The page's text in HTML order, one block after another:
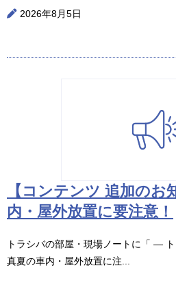
2026年8月5日
【コンテンツ 追加のお
内・屋外放置に要注意！
トラシバの部屋・現場ノートに「 ―
真夏の車内・屋外放置に注...